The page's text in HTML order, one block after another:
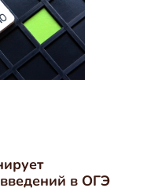
в ОГЭ